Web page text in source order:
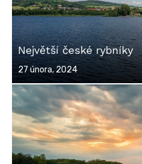
Největší české rybníky
Posted
on
27 února, 2024